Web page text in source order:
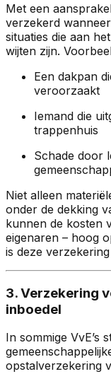
Met een
verzekerd
situaties die aan
wijten zijn.
Een dakpan
veroorzaakt
Iemand die
trappenhuis
Schade door
Niet alleen
onder de dekking
kunnen de kosten
eigenaren – hoog
is deze
3. Verzekering
inboedel
In sommige VvE’s
opstalverzekering